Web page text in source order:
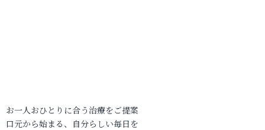
お一人おひとりに合う治療をご提案
口元から始まる、自分らしい毎日を